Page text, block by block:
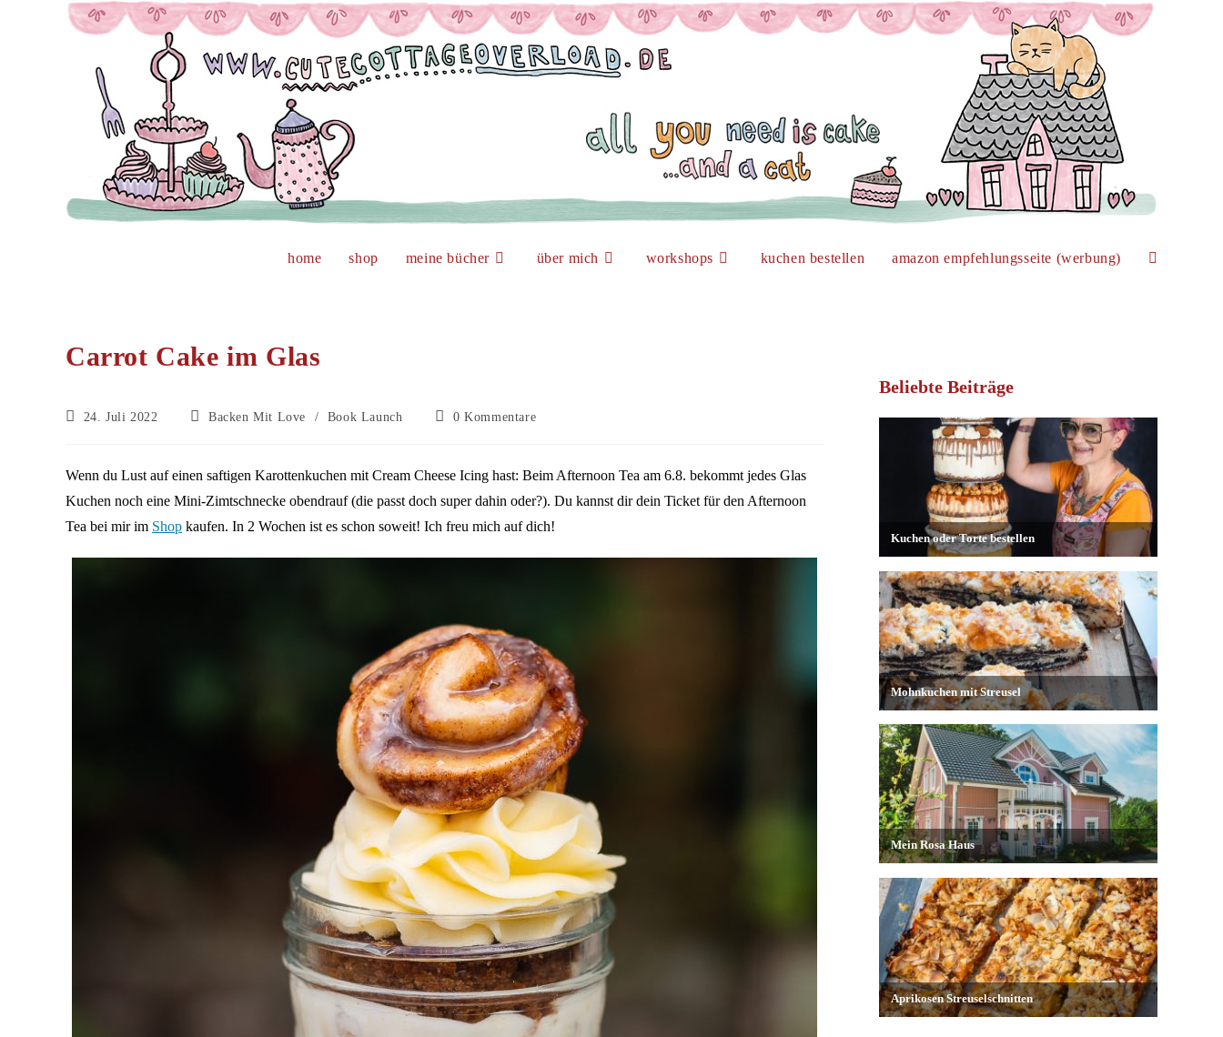
home shop meine bücher über mich workshops kuchen bestellen amazon empfehlungsseite (werbung)
Carrot Cake im Glas
Beitrag24. Juli 2022
Beitrags-
Backen Mit Love / Book Launch
Beitrags-
0 Kommentare
Wenn du Lust auf einen saftigen Karottenkuchen mit Cream Cheese Icing hast: Beim Afternoon Tea am 6.8. bekommt jedes Glas
Kuchen noch eine Mini-Zimtschnecke obendrauf (die passt doch super dahin oder?). Du kannst dir dein Ticket für den Afternoon
Tea bei mir im Shop kaufen. In 2 Wochen ist es schon soweit! Ich freu mich auf dich!
Beliebte Beiträge